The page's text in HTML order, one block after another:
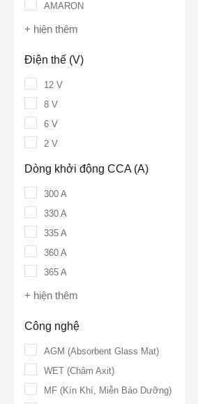
AMARON
+ hiện thêm
Điện thế (V)
12 V
8 V
6 V
2 V
Dòng khởi động CCA (A)
300 A
330 A
335 A
360 A
365 A
+ hiện thêm
Công nghệ
AGM (Absorbent Glass Mat)
WET (Châm Axit)
MF (Kín Khí, Miễn Bảo Dưỡng)